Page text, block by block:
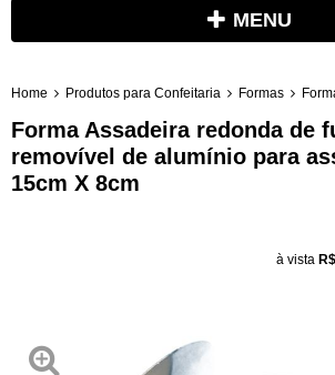
MENU
Home Produtos para Confeitaria Formas
Forma Assadeira redonda de
removível de alumínio para
15cm X 8cm
à vista